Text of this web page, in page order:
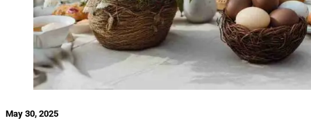
May 30, 2025